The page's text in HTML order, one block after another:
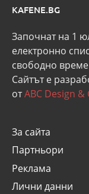
KAFENE.BG
Започнат на 1
eлектронно
свободно
Сайтът е
отABC Design
За сайта
Партньори
Реклама
Лични данни